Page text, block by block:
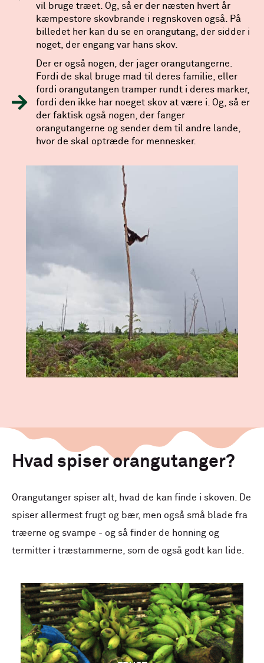
vil bruge træet. Og, så er der næsten hvert år
kæmpestore skovbrande i regnskoven også. På
billedet her kan du se en orangutang, der sidder i
noget, der engang var hans skov.
Der er også nogen, der jager orangutangerne.
Fordi de skal bruge mad til deres familie, eller
fordi orangutangen tramper rundt i deres marker,
fordi den ikke har noeget skov at være i. Og, så er
der faktisk også nogen, der fanger
orangutangerne og sender dem til andre lande,
hvor de skal optræde for mennesker.
Hvad spiser orangutanger?
Orangutanger spiser alt, hvad de kan finde i skoven. De
spiser allermest frugt og bær, men også små blade fra
træerne og svampe - og så finder de honning og
termitter i træstammerne, som de også godt kan lide.